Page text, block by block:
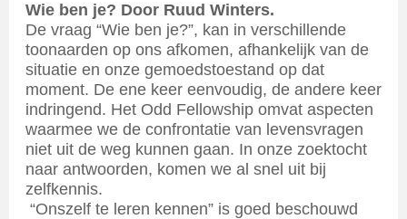
Wie ben je? Door Ruud Winters.
De vraag “Wie ben je?”, kan in verschillende
toonaarden op ons afkomen, afhankelijk van de
situatie en onze gemoedstoestand op dat
moment. De ene keer eenvoudig, de andere keer
indringend. Het Odd Fellowship omvat aspecten
waarmee we de confrontatie van levensvragen
niet uit de weg kunnen gaan. In onze zoektocht
naar antwoorden, komen we al snel uit bij
zelfkennis.
“Onszelf te leren kennen” is goed beschouwd